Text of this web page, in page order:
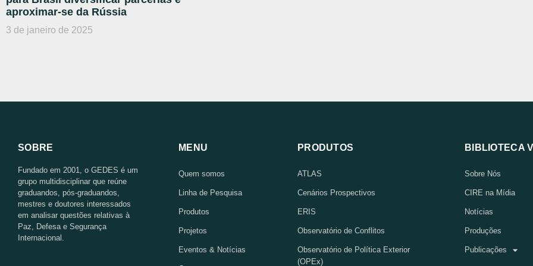
aproximar-se da Rússia
3 de janeiro de 2025
SOBRE
Fundado em 2001, o GEDES é um
grupo multidisciplinar que reúne
graduandos, pós-graduandos,
mestres e doutores interessados
em analisar questões relativas à
Paz, Defesa e Segurança
Internacional.
MENU
Quem somos
Linha de Pesquisa
Produtos
Projetos
Eventos & Notícias
PRODUTOS
ATLAS
Cenários Prospectivos
ERIS
Observatório de Conflitos
Observatório de Política Exterior
(OPEx)
BIBLIOTECA
Sobre Nós
CIRE na Mídia
Notícias
Produções
Publicações